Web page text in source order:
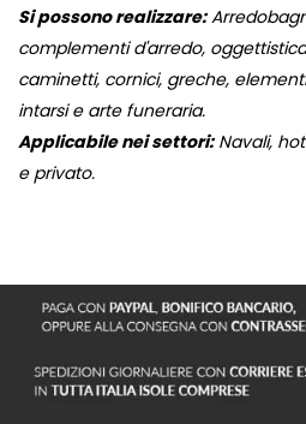
Si possono realizzare:
complementi d'arredo,
caminetti, cornici, greche,
intarsi e arte funeraria.
Applicabile nei settori:Navali,
e privato.